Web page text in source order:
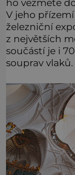
V jeho
železniční
z největších
součástí je i
souprav